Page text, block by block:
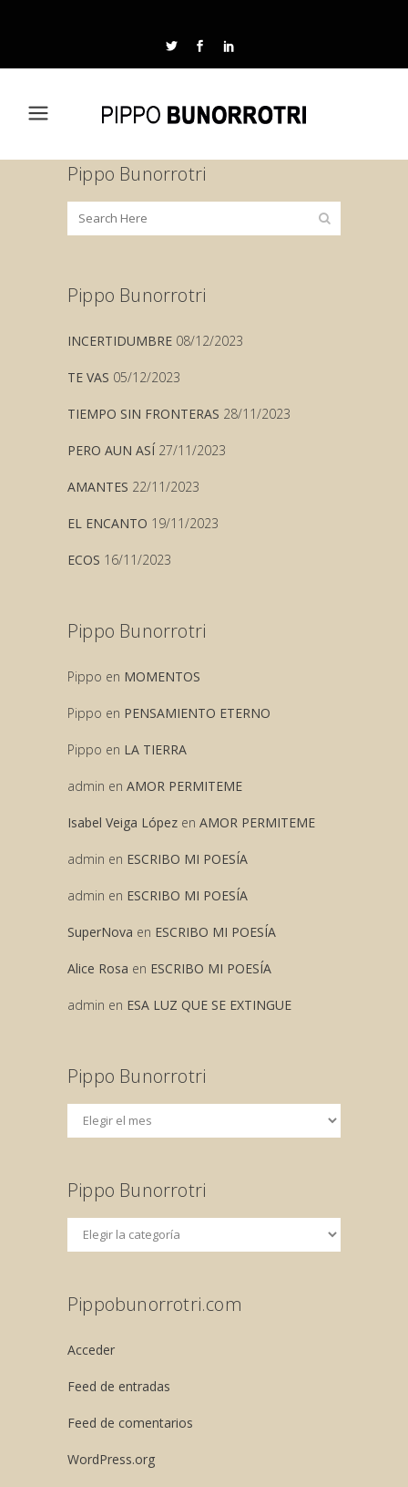
Pippo Bunorrotri
Pippo Bunorrotri
INCERTIDUMBRE 08/12/2023
TE VAS 05/12/2023
TIEMPO SIN FRONTERAS 28/11/2023
PERO AUN ASÍ 27/11/2023
AMANTES 22/11/2023
EL ENCANTO 19/11/2023
ECOS 16/11/2023
Pippo Bunorrotri
Pippo en MOMENTOS
Pippo en PENSAMIENTO ETERNO
Pippo en LA TIERRA
admin en AMOR PERMITEME
Isabel Veiga López en AMOR PERMITEME
admin en ESCRIBO MI POESÍA
admin en ESCRIBO MI POESÍA
SuperNova en ESCRIBO MI POESÍA
Alice Rosa en ESCRIBO MI POESÍA
admin en ESA LUZ QUE SE EXTINGUE
Pippo Bunorrotri
Pippo Bunorrotri
Pippobunorrotri.com
Acceder
Feed de entradas
Feed de comentarios
WordPress.org